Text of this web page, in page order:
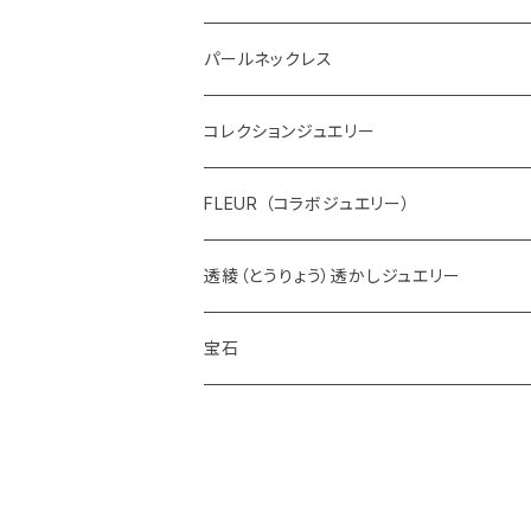
パールネックレス
コレクションジュエリー
FLEUR （コラボジュエリー）
透綾（とうりょう）透かしジュエリー
宝石